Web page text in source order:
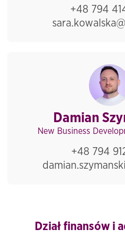
+48 794
Damian
New Business
+48 794
Dział finansów i